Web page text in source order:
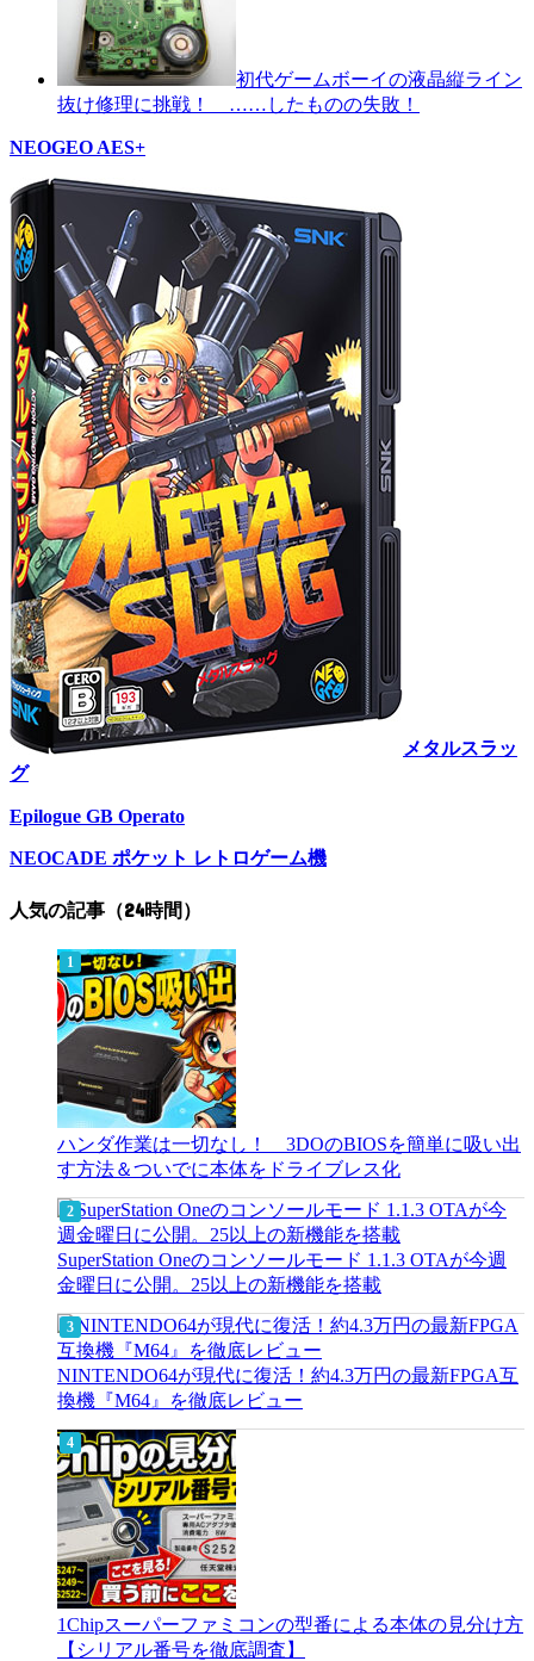
初代ゲームボーイの液晶縦ライン
抜け修理に挑戦！ ……したものの失敗！
NEOGEO AES+
メタルスラッ
グ
Epilogue GB Operato
NEOCADE ポケット レトロゲーム機
人気の記事（24時間）
ハンダ作業は一切なし！ 3DOのBIOSを簡単に吸い出
す方法＆ついでに本体をドライブレス化
SuperStation Oneのコンソールモード 1.1.3 OTAが今週
金曜日に公開。25以上の新機能を搭載
NINTENDO64が現代に復活！約4.3万円の最新FPGA互
換機『M64』を徹底レビュー
1Chipスーパーファミコンの型番による本体の見分け方
【シリアル番号を徹底調査】